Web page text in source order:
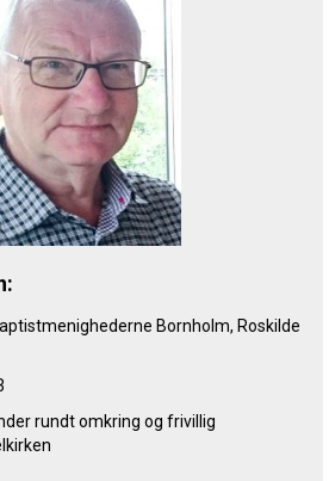
Bornholm, Roskilde
rundt omkring og frivillig